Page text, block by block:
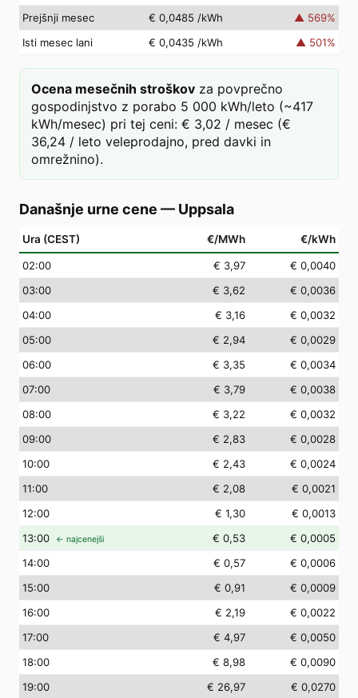
Prejšnji mesec
€ 0,0485 /kWh ▲ 569%
Isti mesec lani
€ 0,0435 /kWh ▲ 501%
Ocena mesečnih stroškov za povprečno
gospodinjstvo z porabo 5 000 kWh/leto (~417
kWh/mesec) pri tej ceni: € 3,02 / mesec (€
36,24 / leto veleprodajno, pred davki in
omrežnino).
Današnje urne cene — Uppsala
Ura (CEST) €/MWh €/kWh
02:00 € 3,97
€ 0,0040
03:00 € 3,62
€ 0,0036
04:00 € 3,16
€ 0,0032
05:00 € 2,94
€ 0,0029
06:00 € 3,35
€ 0,0034
07:00 € 3,79
€ 0,0038
08:00 € 3,22
€ 0,0032
09:00 € 2,83
€ 0,0028
10:00 € 2,43
€ 0,0024
11:00 € 2,08
€ 0,0021
12:00 € 1,30
€ 0,0013
13:00 ← najcenejši € 0,53
€ 0,0005
14:00 € 0,57
€ 0,0006
15:00 € 0,91
€ 0,0009
16:00 € 2,19
€ 0,0022
17:00 € 4,97
€ 0,0050
18:00 € 8,98
€ 0,0090
19:00 € 26,97
€ 0,0270